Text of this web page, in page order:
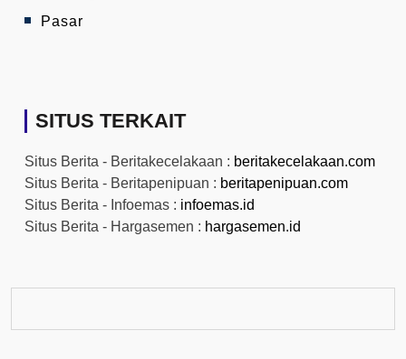
Pasar
SITUS TERKAIT
Situs Berita - Beritakecelakaan : beritakecelakaan.com
Situs Berita - Beritapenipuan : beritapenipuan.com
Situs Berita - Infoemas : infoemas.id
Situs Berita - Hargasemen : hargasemen.id